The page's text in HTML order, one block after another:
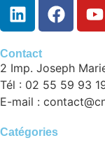
Contact
2 Imp. Joseph
Tél : 02 55 59 93
E-mail :
Catégories